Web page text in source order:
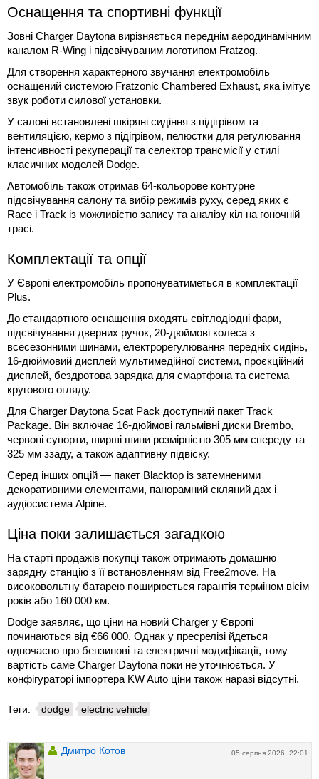
Оснащення та спортивні функції
Зовні Charger Daytona вирізняється переднім аеродинамічним
каналом R-Wing і підсвічуваним логотипом Fratzog.
Для створення характерного звучання електромобіль
оснащений системою Fratzonic Chambered Exhaust, яка імітує
звук роботи силової установки.
У салоні встановлені шкіряні сидіння з підігрівом та
вентиляцією, кермо з підігрівом, пелюстки для регулювання
інтенсивності рекуперації та селектор трансмісії у стилі
класичних моделей Dodge.
Автомобіль також отримав 64-кольорове контурне
підсвічування салону та вибір режимів руху, серед яких є
Race і Track із можливістю запису та аналізу кіл на гоночній
трасі.
Комплектації та опції
У Європі електромобіль пропонуватиметься в комплектації
Plus.
До стандартного оснащення входять світлодіодні фари,
підсвічування дверних ручок, 20-дюймові колеса з
всесезонними шинами, електрорегулювання передніх сидінь,
16-дюймовий дисплей мультимедійної системи, проєкційний
дисплей, бездротова зарядка для смартфона та система
кругового огляду.
Для Charger Daytona Scat Pack доступний пакет Track
Package. Він включає 16-дюймові гальмівні диски Brembo,
червоні супорти, ширші шини розмірністю 305 мм спереду та
325 мм ззаду, а також адаптивну підвіску.
Серед інших опцій — пакет Blacktop із затемненими
декоративними елементами, панорамний скляний дах і
аудіосистема Alpine.
Ціна поки залишається загадкою
На старті продажів покупці також отримають домашню
зарядну станцію з її встановленням від Free2move. На
високовольтну батарею поширюється гарантія терміном вісім
років або 160 000 км.
Dodge заявляє, що ціни на новий Charger у Європі
починаються від €66 000. Однак у пресрелізі йдеться
одночасно про бензинові та електричні модифікації, тому
вартість саме Charger Daytona поки не уточнюється. У
конфігураторі імпортера KW Auto ціни також наразі відсутні.
Теги: dodge electric vehicle
05 серпня 2026, 22:01
Дмитро Котов